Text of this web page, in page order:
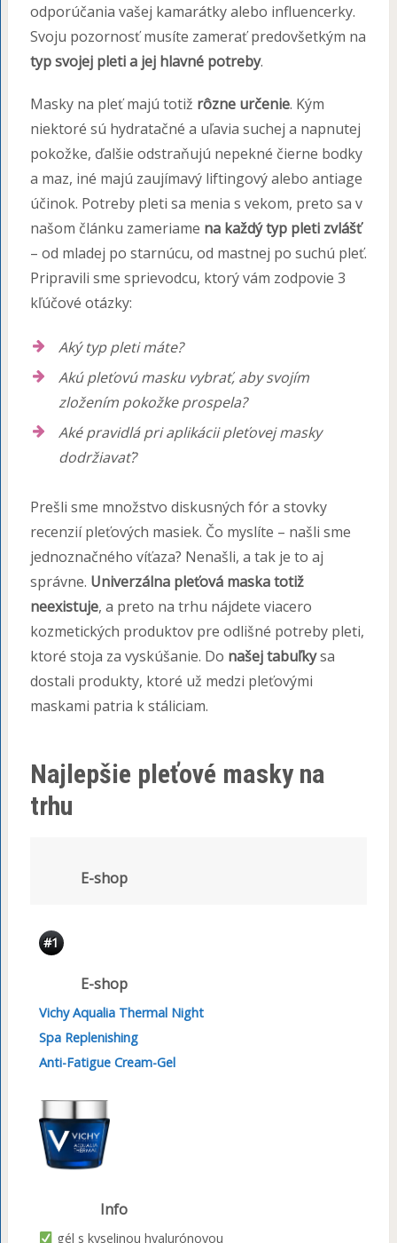
odporúčania vašej kamarátky alebo influencerky.
Svoju pozornosť musíte zamerať predovšetkým na
typ svojej pleti a jej hlavné potreby.
Masky na pleť majú totiž rôzne určenie. Kým
niektoré sú hydratačné a uľavia suchej a napnutej
pokožke, ďalšie odstraňujú nepekné čierne bodky
a maz, iné majú zaujímavý liftingový alebo antiage
účinok. Potreby pleti sa menia s vekom, preto sa v
našom článku zameriame na každý typ pleti zvlášť
– od mladej po starnúcu, od mastnej po suchú pleť.
Pripravili sme sprievodcu, ktorý vám zodpovie 3
kľúčové otázky:
Aký typ pleti máte?
Akú pleťovú masku vybrať, aby svojím
zložením pokožke prospela?
Aké pravidlá pri aplikácii pleťovej masky
dodržiavať?
Prešli sme množstvo diskusných fór a stovky
recenzií pleťových masiek. Čo myslíte – našli sme
jednoznačného víťaza? Nenašli, a tak je to aj
správne. Univerzálna pleťová maska totiž
neexistuje, a preto na trhu nájdete viacero
kozmetických produktov pre odlišné potreby pleti,
ktoré stoja za vyskúšanie. Do našej tabuľkysa
dostali produkty, ktoré už medzi pleťovými
maskami patria k stáliciam.
Najlepšie pleťové masky na
trhu
E-shop
#1
E-shop
Vichy Aqualia Thermal Night
Spa Replenishing
Anti-Fatigue Cream-Gel
Info
gél s kyselinou hyalurónovou